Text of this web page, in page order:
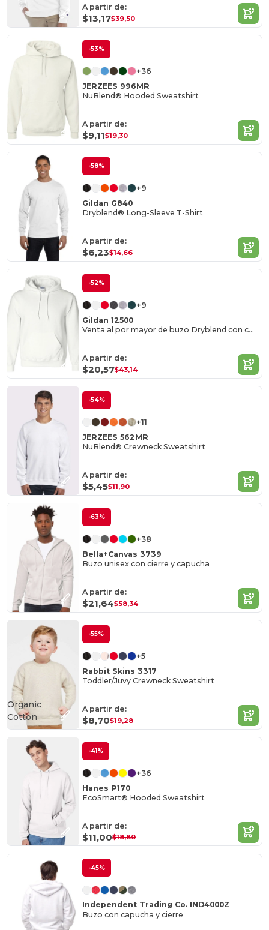
A partir de:
$13,17$39,50
-53%
+36
JERZEES 996MR
NuBlend® Hooded Sweatshirt
A partir de:
$9,11$19,30
-58%
+9
Gildan G840
Dryblend® Long-Sleeve T-Shirt
A partir de:
$6,23$14,66
-52%
+9
Gildan 12500
Venta al por mayor de buzo Dryblend con capucha
A partir de:
$20,57$43,14
-54%
+11
JERZEES 562MR
NuBlend® Crewneck Sweatshirt
A partir de:
$5,45$11,90
-63%
+38
Bella+Canvas 3739
Buzo unisex con cierre y capucha
A partir de:
$21,64$58,34
-55%
+5
Rabbit Skins 3317
Toddler/Juvy Crewneck Sweatshirt
A partir de:
$8,70$19,28
Organic
Cotton
-41%
+36
Hanes P170
EcoSmart® Hooded Sweatshirt
A partir de:
$11,00$18,80
-45%
Independent Trading Co. IND4000Z
Buzo con capucha y cierre